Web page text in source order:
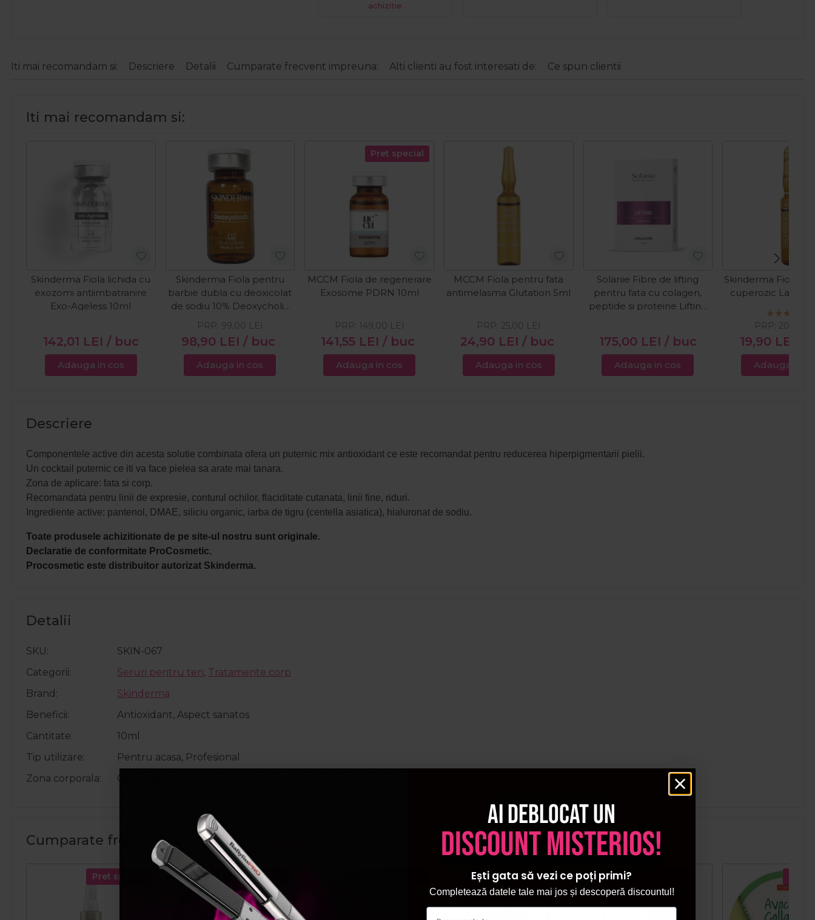
achizitie.
Iti mai recomandam si: Descriere Detalii Cumparate frecvent impreuna: Alti clienti au fost interesati de: Ce spun clientii
Iti mai recomandam si:
Skinderma Fiola lichida cu
exozomi antiimbatranire
Exo-Ageless 10ml
142,01 LEI / buc
Adauga in cos
Skinderma Fiola pentru
barbie dubla cu deoxicolat
de sodiu 10% Deoxycholic
10ml
98,90 LEI / buc
PRP: 99,00 LEI
Adauga in cos
Pret special
MCCM Fiola de regenerare
Exosome PDRN 10ml
141,55 LEI / buc
PRP: 149,00 LEI
Adauga in cos
MCCM Fiola pentru fata
antimelasma Glutation 5ml
24,90 LEI / buc
PRP: 25,00 LEI
Adauga in cos
Solanie Fibre de lifting
pentru fata cu colagen,
peptide si proteine Lifting
175,00 LEI / buc
Adauga in cos
Skinderma Fiola
cuperozic
19,90 LEI
PRP: 20,00
Adauga in
Descriere
Componentele active din acesta solutie combinata ofera un puternic mix antioxidant ce este recomandat pentru reducerea hiperpigmentarii pielii.
Un cocktail puternic ce iti va face pielea sa arate mai tanara.
Zona de aplicare: fata si corp.
Recomandata pentru linii de expresie, conturul ochilor, flaciditate cutanata, linii fine, riduri.
Ingrediente active: pantenol, DMAE, siliciu organic, iarba de tigru (centella asiatica), hialuronat de sodiu.
Toate produsele achizitionate de pe site-ul nostru sunt originale.
Declaratie de conformitate ProCosmetic.
Procosmetic este distribuitor autorizat Skinderma.
Detalii
SKU
SKIN-067
Categorii
Seruri pentru ten, Tratamente corp
Brand
Skinderma
Beneficii
Antioxidant, Aspect sanatos
Cantitate
10ml
Tip utilizare
Pentru acasa, Profesional
Zona corporala
Corp, Fata
Cumparate frecvent impreuna:
Pret special Pret special
Ai deblocat un
discount misterios!
Ești gata să vezi ce poți primi?
Completează datele tale mai jos și descoperă discountul!